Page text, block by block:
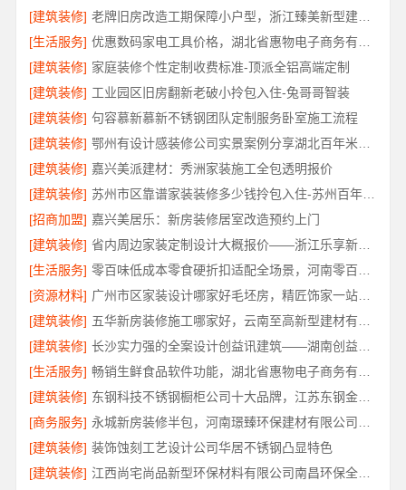
[建筑装修]
老牌旧房改造工期保障小户型，浙江臻美新型建材有限公司守信
[生活服务]
[建筑装修] 家庭装修个性定制收费标准-顶派全铝高端定制
[建筑装修] 工业园区旧房翻新老破小拎包入住-兔哥哥智装
[建筑装修] 句容慕新慕新不锈钢团队定制服务卧室施工流程
[建筑装修]
鄂州有设计感装修公司实景案例分享湖北百年米莱空间美学装饰材料有限公司
[建筑装修] 嘉兴美派建材：秀洲家装施工全包透明报价
[建筑装修]
苏州市区靠谱家装装修多少钱拎包入住-苏州百年豪庭新材料有限公司
[招商加盟] 嘉兴美居乐：新房装修居室改造预约上门
[建筑装修]
省内周边家装定制设计大概报价——浙江乐享新材料
[生活服务]
[资源材料]
广州市区家装设计哪家好毛坯房，精匠饰家一站式整装
[建筑装修]
[建筑装修]
[生活服务]
[建筑装修]
东钢科技不锈钢橱柜公司十大品牌，江苏东钢金属科技有限公司
[商务服务]
[建筑装修] 装饰蚀刻工艺设计公司华居不锈钢凸显特色
[建筑装修]
江西尚宅尚品新型环保材料有限公司南昌环保全屋定制口碑